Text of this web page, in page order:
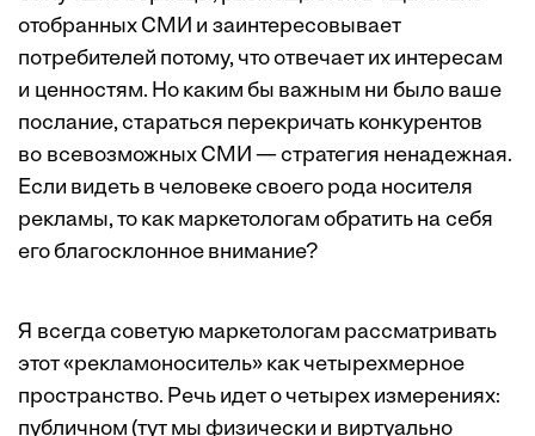
отобранных СМИ и заинтересовывает
потребителей потому, что отвечает их интересам
и ценностям. Но каким бы важным ни было ваше
послание, стараться перекричать конкурентов
во всевозможных СМИ — стратегия ненадеж­ная.
Если видеть в человеке своего рода носителя
рекламы, то как маркетологам обратить на себя
его благосклонное внимание?
Я всегда советую маркетологам рассматривать
этот «рекламоноситель» как четырехмерное
пространство. Речь идет о четырех измерениях:
публичном (тут мы физически и виртуально